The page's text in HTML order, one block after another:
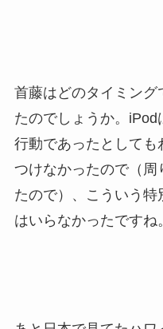
首藤はどのタイミン
たのでしょうか。
行動であったとして
つけなかったので（周
たので）、こういう
はいらなかったですね。